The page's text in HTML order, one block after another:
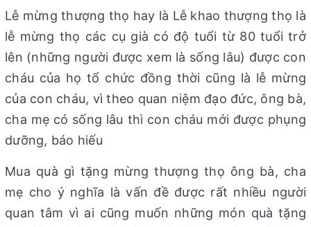
Lễ mừng thượng thọ hay là Lễ khao thượng thọ là
lễ mừng thọ các cụ già có độ tuổi từ 80 tuổi trở
lên (những người được xem là sống lâu) được con
cháu của họ tổ chức đồng thời cũng là lễ mừng
của con cháu, vì theo quan niệm đạo đức, ông bà,
cha mẹ có sống lâu thì con cháu mới được phụng
dưỡng, báo hiếu
Mua quà gì tặng mừng thượng thọ ông bà, cha
mẹ cho ý nghĩa là vấn đề được rất nhiều người
quan tâm vì ai cũng muốn những món quà tặng